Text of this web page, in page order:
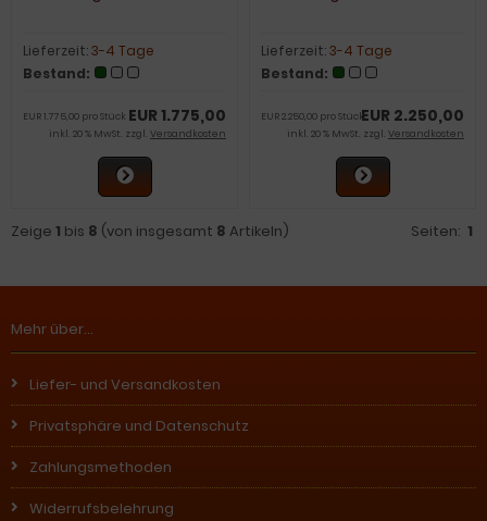
Lieferzeit:3-4 Tage
Bestand:
EUR 1.775,00
EUR 1.775,00 pro Stück
inkl. 20 % MwSt. zzgl. Versandkosten
Lieferzeit:3-4 Tage
Bestand:
EUR 2.250,00
EUR 2.250,00 pro Stück
inkl. 20 % MwSt. zzgl. Versandkosten
Zeige 1 bis 8 (von insgesamt 8 Artikeln) Seiten: 1
Mehr über...
Liefer- und Versandkosten
Privatsphäre und Datenschutz
Zahlungsmethoden
Widerrufsbelehrung